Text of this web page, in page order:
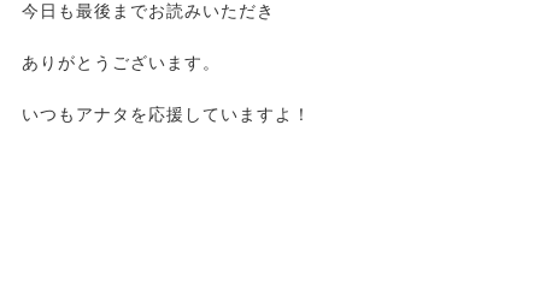
今日も最後までお読みいただき
ありがとうございます。
いつもアナタを応援していますよ！